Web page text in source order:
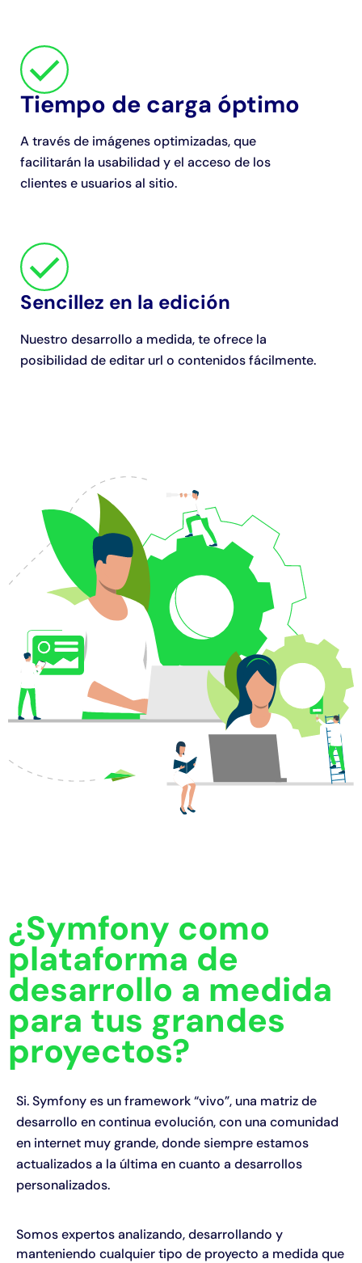
Tiempo de carga óptimo
A través de imágenes optimizadas, que
facilitarán la usabilidad y el acceso de los
clientes e usuarios al sitio.
Sencillez en la edición
Nuestro desarrollo a medida, te ofrece la
posibilidad de editar url o contenidos fácilmente.
¿Symfony como
plataforma de
desarrollo a medida
para tus grandes
proyectos?
Si. Symfony es un framework “vivo”, una matriz de
desarrollo en continua evolución, con una comunidad
en internet muy grande, donde siempre estamos
actualizados a la última en cuanto a desarrollos
personalizados.
Somos expertos analizando, desarrollando y
manteniendo cualquier tipo de proyecto a medida que